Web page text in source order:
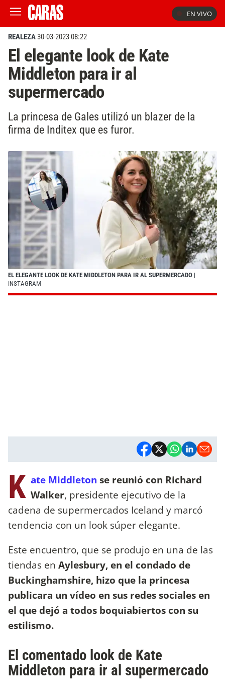
EN VIVO
REALEZA30-03-2023 08:22
El elegante look de Kate
Middleton para ir al
supermercado
La princesa de Gales utilizó un blazer de la
firma de Inditex que es furor.
EL ELEGANTE LOOK DE KATE MIDDLETON PARA IR AL SUPERMERCADO |
INSTAGRAM
K ate Middleton se reunió con Richard
Walker, presidente ejecutivo de la
cadena de supermercados Iceland y marcó
tendencia con un look súper elegante.
Este encuentro, que se produjo en una de las
tiendas en Aylesbury, en el condado de
Buckinghamshire, hizo que la princesa
publicara un vídeo en sus redes sociales en
el que dejó a todos boquiabiertos con su
estilismo.
El comentado look de Kate
Middleton para ir al supermercado